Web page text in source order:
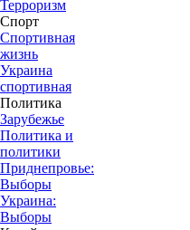
Терроризм
Спорт
Спортивная
жизнь
Украина
спортивная
Политика
Зарубежье
Политика и
политики
Приднепровье:
Выборы
Украина:
Выборы